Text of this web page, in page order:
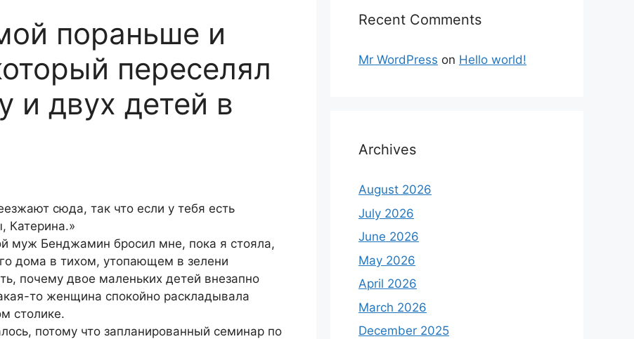
пораньше и
переселял
и двух детей в
сюда, так что если у тебя есть
Катерина.»
муж Бенджамин бросил мне, пока я стояла,
дома в тихом, утопающем в зелени
почему двое маленьких детей внезапно
то женщина спокойно раскладывала
столике.
потому что запланированный семинар по
Recent Comments
Mr WordPress on Hello world!
Archives
August 2026
July 2026
June 2026
May 2026
April 2026
March 2026
December 2025